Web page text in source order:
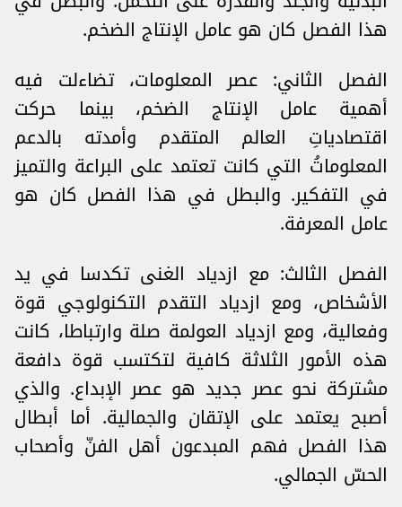
هذا الفصل كان هو عامل الإنتاج الضخم.
الفصل الثاني: عصر المعلومات، تضاءلت فيه
أهمية عامل الإنتاج الضخم، بينما حركت
اقتصادياتِ العالم المتقدم وأمدته بالدعم
المعلوماتُ التي كانت تعتمد على البراعة والتميز
في التفكير. والبطل في هذا الفصل كان هو
عامل المعرفة.
الفصل الثالث: مع ازدياد الغنى تكدسا في يد
الأشخاص، ومع ازدياد التقدم التكنولوجي قوة
وفعالية، ومع ازدياد العولمة صلة وارتباطا، كانت
هذه الأمور الثلاثة كافية لتكتسب قوة دافعة
مشتركة نحو عصر جديد هو عصر الإبداع. والذي
أصبح يعتمد على الإتقان والجمالية. أما أبطال
هذا الفصل فهم المبدعون أهل الفنّ وأصحاب
الحسّ الجمالي.